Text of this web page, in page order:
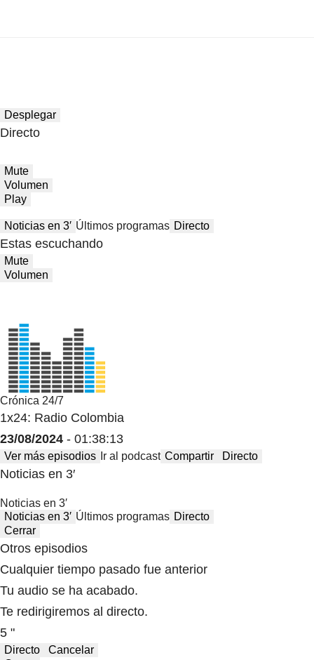
Desplegar
Directo
Mute
Volumen
Play
Noticias en 3′ Últimos programas Directo
Estas escuchando
Mute
Volumen
Crónica 24/7
1x24: Radio Colombia
23/08/2024 - 01:38:13
Ver más episodios Ir al podcast Compartir Directo
Noticias en 3′
Noticias en 3′
Noticias en 3′ Últimos programas Directo
Cerrar
Otros episodios
Cualquier tiempo pasado fue anterior
Tu audio se ha acabado.
Te redirigiremos al directo.
5 "
Directo
Cancelar